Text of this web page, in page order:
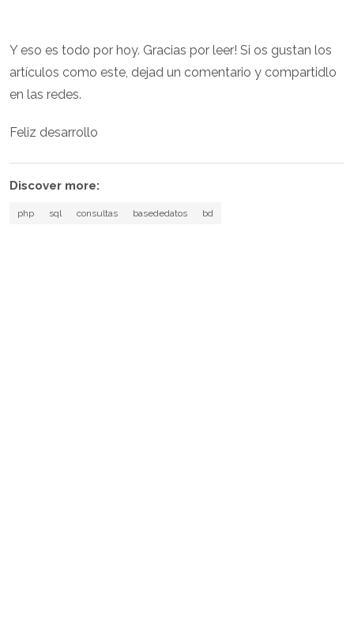
Y eso es todo por hoy. Gracias por leer! Si os gustan los
artículos como este, dejad un comentario y compartidlo
en las redes.
Feliz desarrollo
Discover more:
php sql consultas basededatos bd